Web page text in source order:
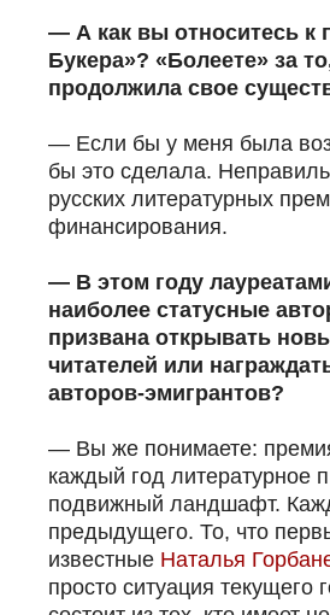
— А как вы относитесь к
Букера»? «Болеете» за
продолжила свое
— Если бы у меня была
бы это сделала.
русских литературных
финансирования.
— В этом году
наиболее статусные
призвана открывать
читателей или
авторов-эмигрантов?
— Вы же понимаете:
каждый год литературное
подвижный ландшафт.
предыдущего. То, что
известные Наталья
просто ситуация